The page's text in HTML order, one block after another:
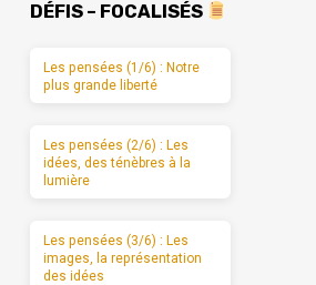
DÉFIS – FOCALISÉS
Les pensées (1/6) : Notre
plus grande liberté
Les pensées (2/6) : Les
idées, des ténèbres à la
lumière
Les pensées (3/6) : Les
images, la représentation
des idées